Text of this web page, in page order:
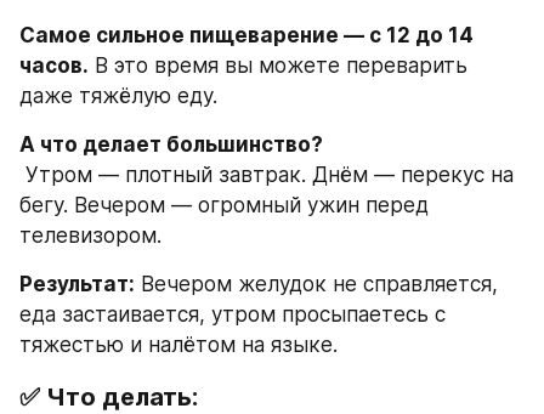
Самое сильное пищеварение — с 12 до 14
часов. В это время вы можете переварить
даже тяжёлую еду.
А что делает большинство?
бегу. Вечером — огромный ужин перед
телевизором.
Результат: Вечером желудок не справляется,
еда застаивается, утром просыпаетесь с
тяжестью и налётом на языке.
✅ Что делать: